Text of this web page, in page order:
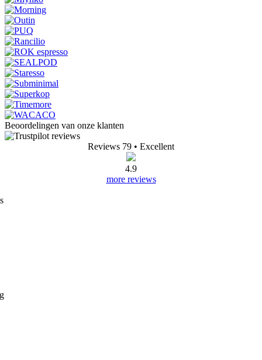
Beoordelingen van onze klanten
Reviews 79 • Excellent
4.9
more reviews